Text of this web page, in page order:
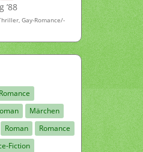
’88
Gay-Romance/-
Märchen
Roman
Romance
Fiction